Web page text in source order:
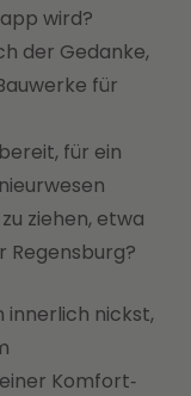
wird?
der Gedanke,
für
für ein
ziehen, etwa
Regensburg?
innerlich nickst,
Komfort‑